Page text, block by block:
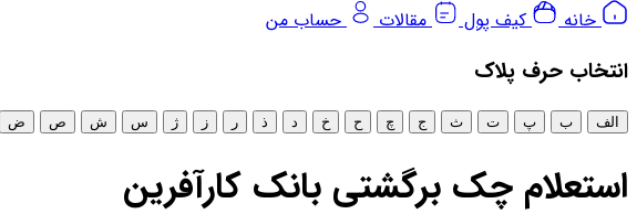
خانه
کیف پول مقالات حساب من
انتخاب‌ حرف پلاک
الف ب پ ت ث ج چ ح خ د ذ ر ز ژ س ش ص ض
استعلام چک برگشتی بانک کارآفرین